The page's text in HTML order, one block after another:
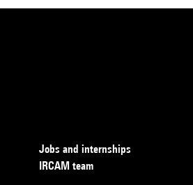
Jobs and internships
IRCAM team